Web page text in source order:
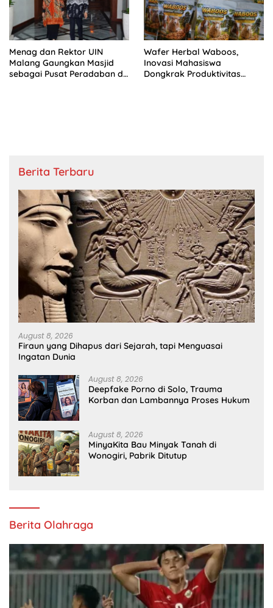
Menag dan Rektor UIN
Malang Gaungkan Masjid
sebagai Pusat Peradaban di
Wafer Herbal Waboos,
Inovasi Mahasiswa
Dongkrak Produktivitas
Berita Terbaru
August 8, 2026
Firaun yang Dihapus dari Sejarah, tapi Menguasai
Ingatan Dunia
August 8, 2026
Deepfake Porno di Solo, Trauma
Korban dan Lambannya Proses Hukum
August 8, 2026
MinyaKita Bau Minyak Tanah di
Wonogiri, Pabrik Ditutup
Berita Olahraga